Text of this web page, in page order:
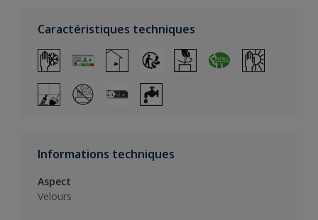
Caractéristiques techniques
Informations techniques
Aspect
Velours